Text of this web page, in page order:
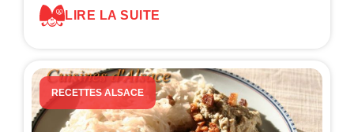
LIRE LA SUITE
RECETTES ALSACE